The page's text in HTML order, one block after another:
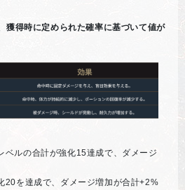
得時に定められた確率に基づいて値が
ベルの合計が強化15達成で、ダメージ
20を達成で、ダメージ増加が合計+2%